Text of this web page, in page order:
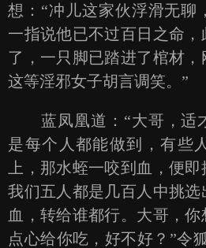
想：“冲儿这家伙浮滑无聊
一指说他已不过百日之命
了，一只脚已踏进了棺材
这等淫邪女子胡言调笑。”
蓝凤凰道：“大哥，适
是每个人都能做到，有些
上，那水蛭一咬到血，便即
我们五人都是几百人中挑
血，转给谁都行。大哥，
点心给你吃，好不好？”令